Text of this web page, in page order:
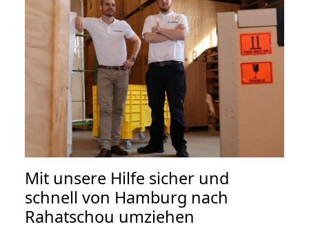
Mit unsere Hilfe sicher und
schnell von Hamburg nach
Rahatschou umziehen